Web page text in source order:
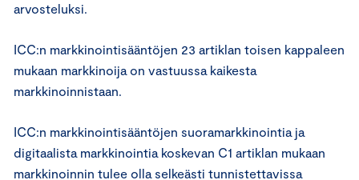
arvosteluksi.
ICC:n markkinointisääntöjen 23 artiklan toisen kappaleen
mukaan markkinoija on vastuussa kaikesta
markkinoinnistaan.
ICC:n markkinointisääntöjen suoramarkkinointia ja
digitaalista markkinointia koskevan C1 artiklan mukaan
markkinoinnin tulee olla selkeästi tunnistettavissa